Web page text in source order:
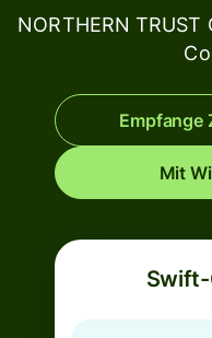
NORTHERN TRUST
Empfange
Mit